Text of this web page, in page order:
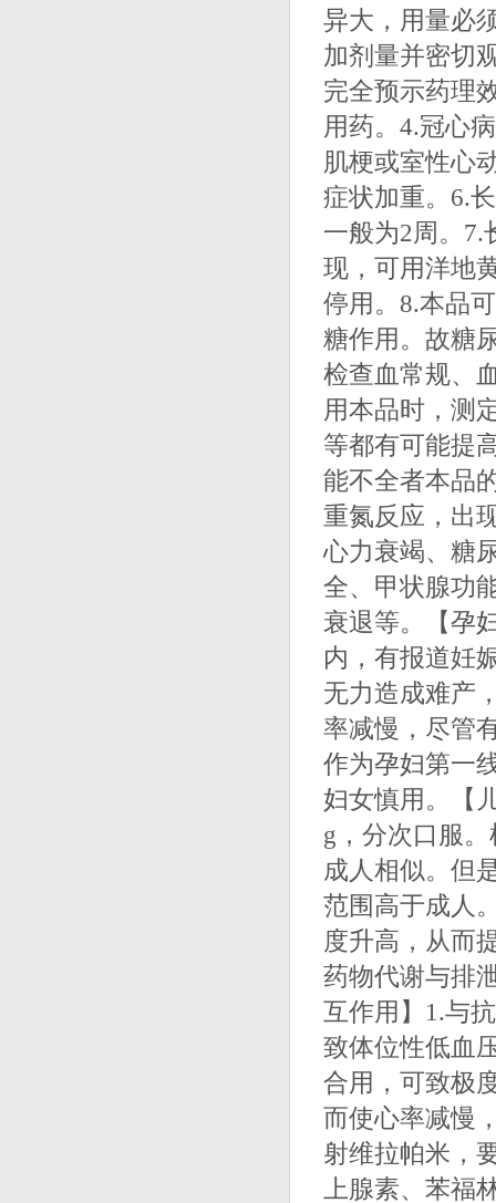
异大，用量必
加剂量并密切
完全预示药理
用药。4.冠心
肌梗或室性心
症状加重。6.
一般为2周。7.
现，可用洋地
停用。8.本品
糖作用。故糖
检查血常规、
用本品时，测
等都有可能提
能不全者本品
重氮反应，出
心力衰竭、糖
全、甲状腺功
衰退等。【孕
内，有报道妊
无力造成难产
率减慢，尽管
作为孕妇第一
妇女慎用。【
g，分次口服
成人相似。但
范围高于成人
度升高，从而
药物代谢与排
互作用】1.与
致体位性低血
合用，可致极
而使心率减慢
射维拉帕米，
上腺素、苯福